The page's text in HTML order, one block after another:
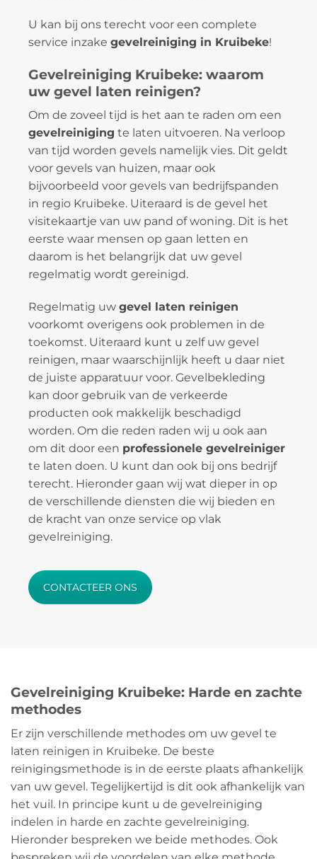
U kan bij ons terecht voor een complete
service inzake gevelreiniging in Kruibeke!
Gevelreiniging Kruibeke: waarom
uw gevel laten reinigen?
Om de zoveel tijd is het aan te raden om een
gevelreiniging te laten uitvoeren. Na verloop
van tijd worden gevels namelijk vies. Dit geldt
voor gevels van huizen, maar ook
bijvoorbeeld voor gevels van bedrijfspanden
in regio Kruibeke. Uiteraard is de gevel het
visitekaartje van uw pand of woning. Dit is het
eerste waar mensen op gaan letten en
daarom is het belangrijk dat uw gevel
regelmatig wordt gereinigd.
Regelmatig uw gevel laten reinigen
voorkomt overigens ook problemen in de
toekomst. Uiteraard kunt u zelf uw gevel
reinigen, maar waarschijnlijk heeft u daar niet
de juiste apparatuur voor. Gevelbekleding
kan door gebruik van de verkeerde
producten ook makkelijk beschadigd
worden. Om die reden raden wij u ook aan
om dit door een professionele gevelreiniger
te laten doen. U kunt dan ook bij ons bedrijf
terecht. Hieronder gaan wij wat dieper in op
de verschillende diensten die wij bieden en
de kracht van onze service op vlak
gevelreiniging.
CONTACTEER ONS
Gevelreiniging Kruibeke: Harde en zachte
methodes
Er zijn verschillende methodes om uw gevel te
laten reinigen in Kruibeke. De beste
reinigingsmethode is in de eerste plaats afhankelijk
van uw gevel. Tegelijkertijd is dit ook afhankelijk van
het vuil. In principe kunt u de gevelreiniging
indelen in harde en zachte gevelreiniging.
Hieronder bespreken we beide methodes. Ook